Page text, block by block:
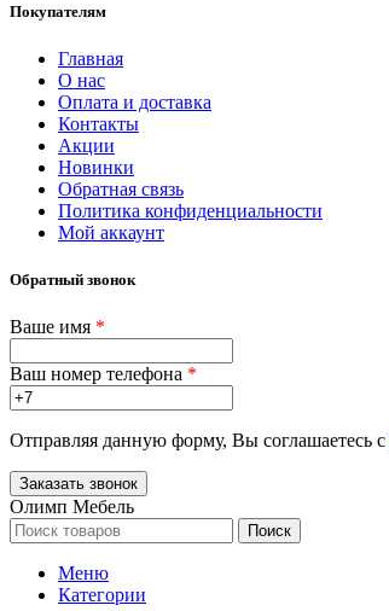
Покупателям
Главная
О нас
Оплата и доставка
Контакты
Акции
Новинки
Обратная связь
Политика конфиденциальности
Мой аккаунт
Обратный звонок
Ваше имя *
Ваш номер телефона *
Отправляя данную форму, Вы соглашаетесь с
Олимп Мебель
Поиск
Меню
Категории